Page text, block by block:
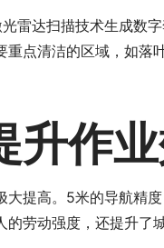
雷达扫描技术生成数
点清洁的区域，如落
升作
提高。5米的导航精
劳动强度，还提升了